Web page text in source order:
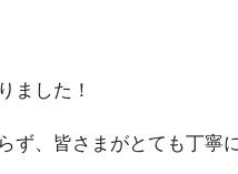
ました！
ず、皆さまがとても丁寧